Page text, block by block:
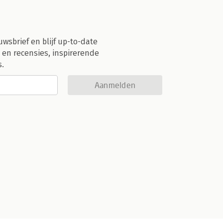
en blijf up-to-date
recensies, inspirerende
Aanmelden